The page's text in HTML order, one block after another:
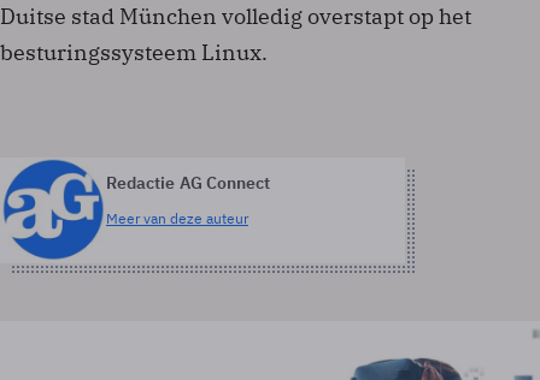
Duitse stad München volledig overstapt op het
besturingssysteem Linux.
Redactie AG Connect
Meer van deze auteur